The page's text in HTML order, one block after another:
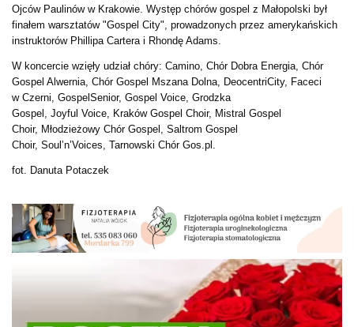
Ojców Paulinów w Krakowie. Występ chórów gospel z Małopolski był
finałem warsztatów "Gospel City", prowadzonych przez amerykańskich
instruktorów Phillipa Cartera i Rhondę Adams.
W koncercie wzięły udział chóry: Camino, Chór Dobra Energia, Chór
Gospel Alwernia, Chór Gospel Mszana Dolna, DeocentriCity, Faceci
w Czerni, GospelSenior, Gospel Voice, Grodzka
Gospel, Joyful Voice, Kraków Gospel Choir, Mistral Gospel
Choir, Młodzieżowy Chór Gospel, Saltrom Gospel
Choir, Soul’n’Voices, Tarnowski Chór Gos.pl.
fot. Danuta Potaczek